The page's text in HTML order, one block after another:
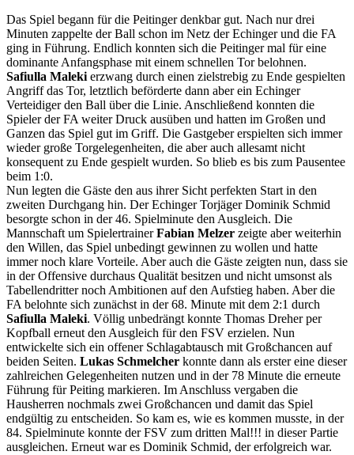
Das Spiel begann für die Peitinger denkbar gut. Nach nur drei
Minuten zappelte der Ball schon im Netz der Echinger und die FA
ging in Führung. Endlich konnten sich die Peitinger mal für eine
dominante Anfangsphase mit einem schnellen Tor belohnen.
Safiulla Maleki erzwang durch einen zielstrebig zu Ende gespielten
Angriff das Tor, letztlich beförderte dann aber ein Echinger
Verteidiger den Ball über die Linie. Anschließend konnten die
Spieler der FA weiter Druck ausüben und hatten im Großen und
Ganzen das Spiel gut im Griff. Die Gastgeber erspielten sich immer
wieder große Torgelegenheiten, die aber auch allesamt nicht
konsequent zu Ende gespielt wurden. So blieb es bis zum Pausentee
beim 1:0.
Nun legten die Gäste den aus ihrer Sicht perfekten Start in den
zweiten Durchgang hin. Der Echinger Torjäger Dominik Schmid
besorgte schon in der 46. Spielminute den Ausgleich. Die
Mannschaft um SpielertrainerFabian Melzer zeigte aber weiterhin
den Willen, das Spiel unbedingt gewinnen zu wollen und hatte
immer noch klare Vorteile. Aber auch die Gäste zeigten nun, dass sie
in der Offensive durchaus Qualität besitzen und nicht umsonst als
Tabellendritter noch Ambitionen auf den Aufstieg haben. Aber die
FA belohnte sich zunächst in der 68. Minute mit dem 2:1 durch
Safiulla Maleki. Völlig unbedrängt konnte Thomas Dreher per
Kopfball erneut den Ausgleich für den FSV erzielen. Nun
entwickelte sich ein offener Schlagabtausch mit Großchancen auf
beiden Seiten. Lukas Schmelcher konnte dann als erster eine dieser
zahlreichen Gelegenheiten nutzen und in der 78 Minute die erneute
Führung für Peiting markieren. Im Anschluss vergaben die
Hausherren nochmals zwei Großchancen und damit das Spiel
endgültig zu entscheiden. So kam es, wie es kommen musste, in der
84. Spielminute konnte der FSV zum dritten Mal!!! in dieser Partie
ausgleichen. Erneut war es Dominik Schmid, der erfolgreich war.